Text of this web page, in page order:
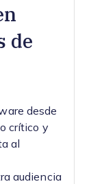
de
desde
crítico y
al
audiencia